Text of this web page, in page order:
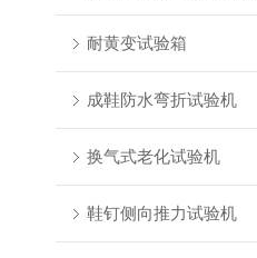
耐黄变试验箱
成鞋防水弯折试验机
换气式老化试验机
鞋钉侧向推力试验机